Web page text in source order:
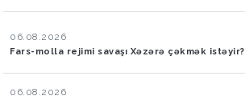
06.08.2026
Fars-molla rejimi savaşı Xəzərə çəkmək istəyir?
06.08.2026